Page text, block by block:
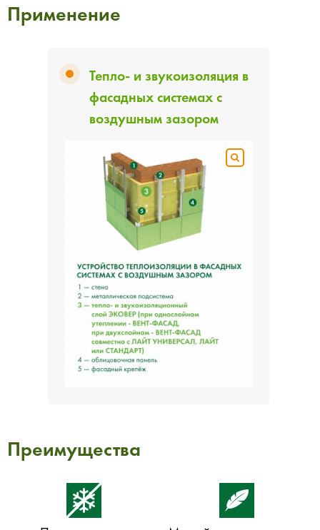
Применение
Тепло- и звукоизоляция в
фасадных системах с
воздушным зазором
Преимущества